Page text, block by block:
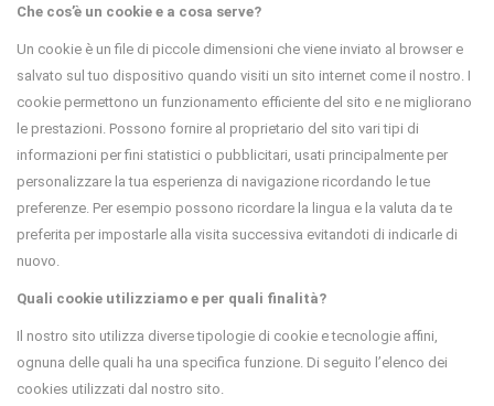
Che cos’è un cookie e a cosa serve?
Un cookie è un file di piccole dimensioni che viene inviato al browser e
salvato sul tuo dispositivo quando visiti un sito internet come il nostro. I
cookie permettono un funzionamento efficiente del sito e ne migliorano
le prestazioni. Possono fornire al proprietario del sito vari tipi di
informazioni per fini statistici o pubblicitari, usati principalmente per
personalizzare la tua esperienza di navigazione ricordando le tue
preferenze. Per esempio possono ricordare la lingua e la valuta da te
preferita per impostarle alla visita successiva evitandoti di indicarle di
nuovo.
Quali cookie utilizziamo e per quali finalità?
Il nostro sito utilizza diverse tipologie di cookie e tecnologie affini,
ognuna delle quali ha una specifica funzione. Di seguito l’elenco dei
cookies utilizzati dal nostro sito.